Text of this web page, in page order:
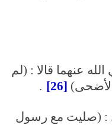
عنهما قالا : (لم
[26]
.
: (صليت مع رسول